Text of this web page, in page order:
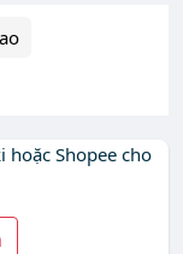
hoặc Shopee cho